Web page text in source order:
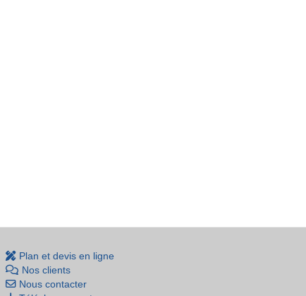
Plan et devis en ligne
Nos clients
Nous contacter